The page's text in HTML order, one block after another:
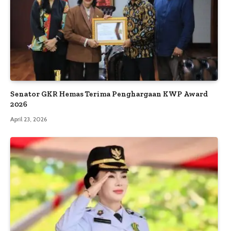
Senator GKR Hemas Terima Penghargaan KWP Award
2026
April 23, 2026